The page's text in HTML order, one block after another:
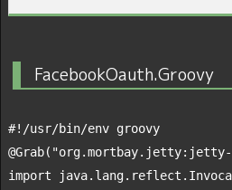
FacebookOauth.Groovy
#!/usr/bin/env groovy
@Grab( "org.mortbay.jetty:jetty-
import java.lang.reflect.